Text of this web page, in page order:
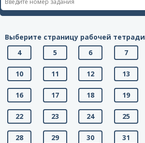
Выберите страницу рабочей тетради
4
5 6 7
10 11 12 13
16 17 18 19
22 23 24 25
28 29 30 31